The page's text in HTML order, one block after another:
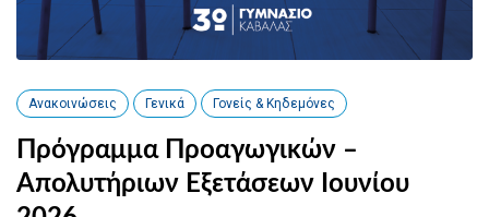
Ανακοινώσεις Γενικά Γονείς & Κηδεμόνες
Πρόγραμμα Προαγωγικών –
Απολυτήριων Εξετάσεων Ιουνίου